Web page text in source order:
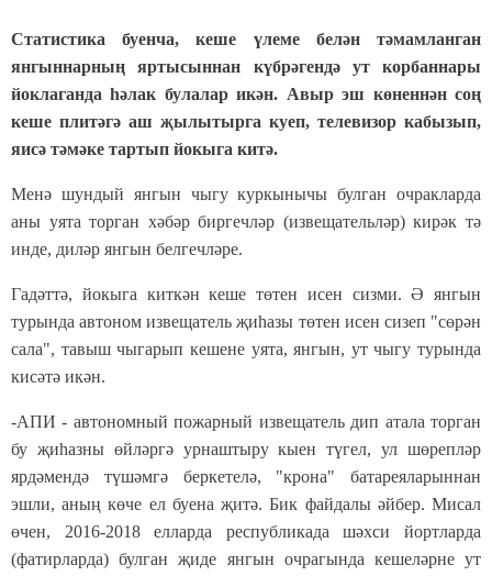
Статистика буенча, кеше үлеме белән тәмамланган
янгыннарның яртысыннан күбрәгендә ут корбаннары
йоклаганда һәлак булалар икән. Авыр эш көненнән соң
кеше плитәгә аш җылытырга куеп, телевизор кабызып,
яисә тәмәке тартып йокыга китә.
Менә шундый янгын чыгу куркынычы булган очракларда
аны уята торган хәбәр биргечләр (извещательләр) кирәк тә
инде, диләр янгын белгечләре.
Гадәттә, йокыга киткән кеше төтен исен сизми. Ә янгын
турында автоном извещатель җиһазы төтен исен сизеп "сөрән
сала", тавыш чыгарып кешене уята, янгын, ут чыгу турында
кисәтә икән.
-АПИ - автономный пожарный извещатель дип атала торган
бу җиһазны өйләргә урнаштыру кыен түгел, ул шөрепләр
ярдәмендә түшәмгә беркетелә, "крона" батареяларыннан
эшли, аның көче ел буена җитә. Бик файдалы әйбер. Мисал
өчен, 2016-2018 елларда республикада шәхси йортларда
(фатирларда) булган җиде янгын очрагында кешеләрне ут